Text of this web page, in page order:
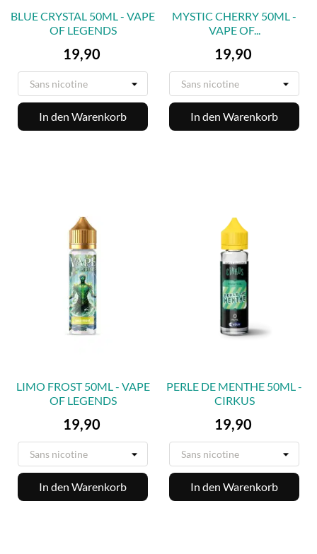
BLUE CRYSTAL 50ML - VAPE
OF LEGENDS
Preis
19,90
In den Warenkorb
MYSTIC CHERRY 50ML -
VAPE OF...
Preis
19,90
In den Warenkorb
LIMO FROST 50ML - VAPE
OF LEGENDS
Preis
19,90
In den Warenkorb
PERLE DE MENTHE 50ML -
CIRKUS
Preis
19,90
In den Warenkorb